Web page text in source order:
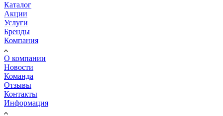
Каталог
Акции
Услуги
Бренды
Компания
О компании
Новости
Команда
Отзывы
Контакты
Информация